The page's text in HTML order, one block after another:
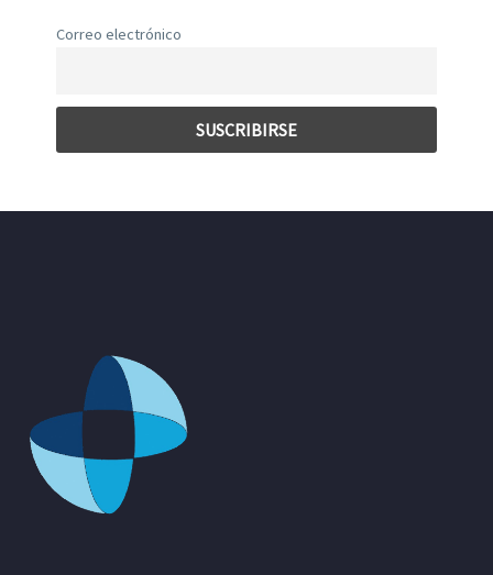
Correo electrónico